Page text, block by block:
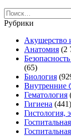
Search
for:
Рубрики
Акушерство
Анатомия (2
(65)
Биология
Внутренние
Гематология
Гигиена (441)
Гистология,